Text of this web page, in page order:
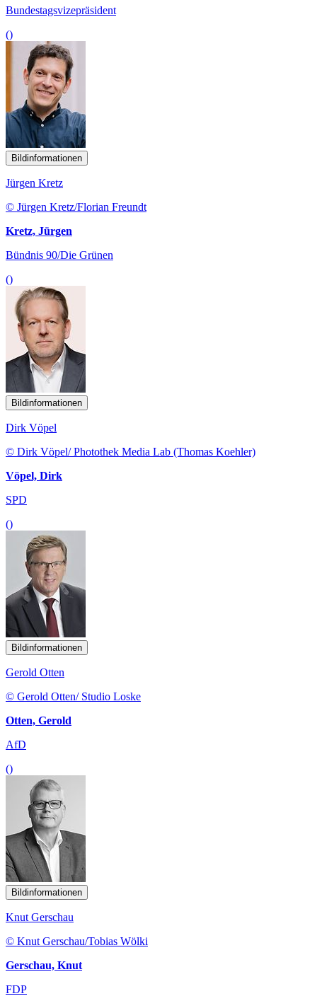
Bundestagsvizepräsident
()
Bildinformationen
Jürgen Kretz
© Jürgen Kretz/Florian Freundt
Kretz, Jürgen
Bündnis 90/Die Grünen
()
Bildinformationen
Dirk Vöpel
© Dirk Vöpel/ Photothek Media Lab (Thomas Koehler)
Vöpel, Dirk
SPD
()
Bildinformationen
Gerold Otten
© Gerold Otten/ Studio Loske
Otten, Gerold
AfD
()
Bildinformationen
Knut Gerschau
© Knut Gerschau/Tobias Wölki
Gerschau, Knut
FDP